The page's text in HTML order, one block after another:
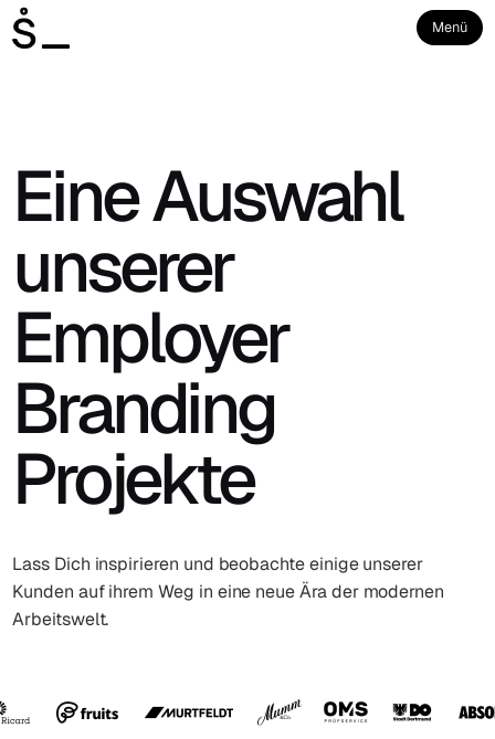
Menü
Eine Auswahl
unserer
Employer
Branding
Projekte
Lass Dich inspirieren und beobachte einige unserer
Kunden auf ihrem Weg in eine neue Ära der modernen
Arbeitswelt.